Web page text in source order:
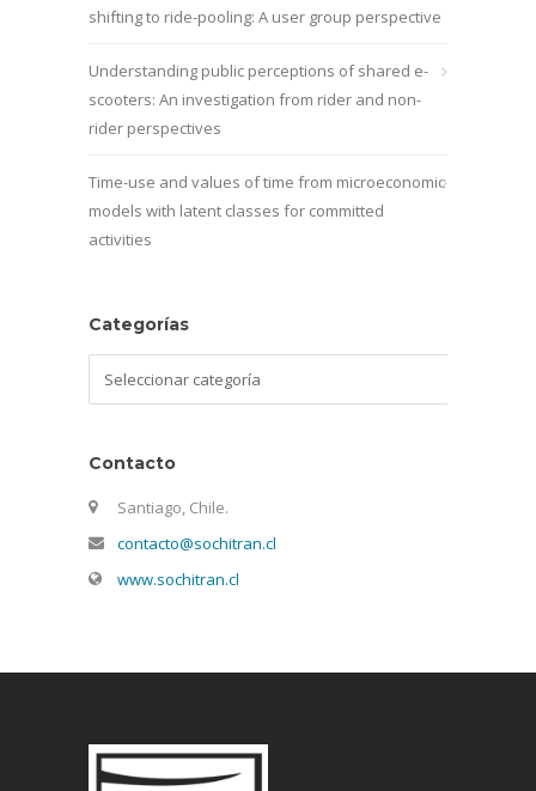
shifting to ride-pooling: A user group perspective
Understanding public perceptions of shared e-
scooters: An investigation from rider and non-
rider perspectives
Time-use and values of time from microeconomic
models with latent classes for committed
activities
Categorías
Contacto
Santiago, Chile.
contacto@sochitran.cl
www.sochitran.cl